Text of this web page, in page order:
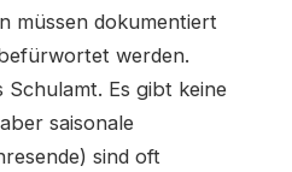
müssen dokumentiert
werden.
Schulamt. Es gibt keine
saisonale
sind oft